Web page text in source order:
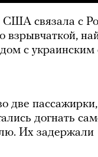
США связала с
взрывчаткой,
с украинским
две
догнать
Их задержали